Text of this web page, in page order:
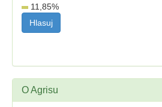
11,85%
O Agrisu